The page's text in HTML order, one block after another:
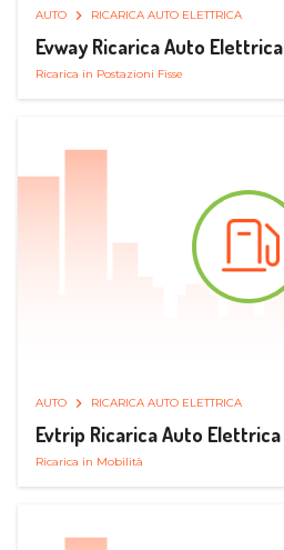
AUTO RICARICA AUTO ELETTRICA
Evway Ricarica Auto Elettrica
Ricarica in Postazioni Fisse
AUTO RICARICA AUTO ELETTRICA
Evtrip Ricarica Auto Elettrica
Ricarica in Mobilità